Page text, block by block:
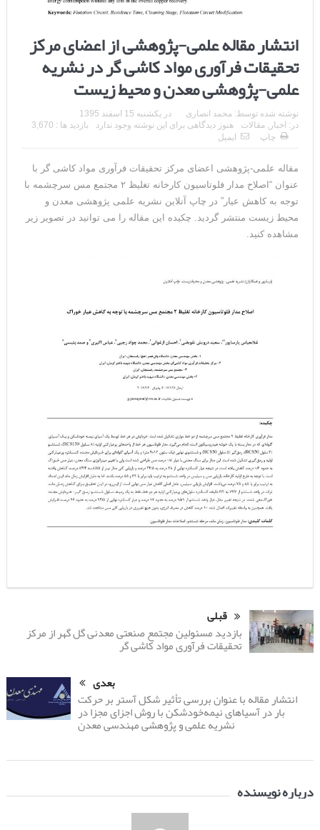
انتشار مقاله علمی-پژوهشی از اعضای مرکز
تحقیقات فرآوری مواد کاشی گر در نشریه
علمی-پژوهشی معدن و محیط زیست
نوشته شده توسط: محمد انصاری در یکشنبه 15 اسفند 1395
در: اخبار , مقالات هنوز دیدگاهی برای این نوشته وجود ندارد
بازدید ها : 3,670
چاپ
ایمیل
مقاله علمی-پژوهشی اعضای مرکز تحقیقات فرآوری مواد کاشی گر با
عنوان “اصلاح مدار فلوتاسیون کارخانه تغلیظ ۲ مجتمع مس سرچشمه با
توجه به کاهش عیار” در چاپ آنلاین نشریه علمی پژوهشی معدن و
محیط زیست منتشر گردید. چکیده این مقاله را می توانید در تصویر زیر
مشاهده کنید.
قبلی
بازدید مسئولین مجتمع صنعتی معدنی گل گهر از مرکز
تحقیقات فرآوری مواد کاشی گر
بعدی
انتشار مقاله‌ با عنوان بررسی تأثیر شکل آستر بر حرکت
بار در آسیاهای نیمه‌خودشکن با روش اجزای مجزا در
نشریه علمی و پژوهشی مهندسی معدن
درباره نویسنده